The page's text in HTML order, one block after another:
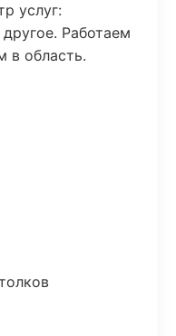
услуг:
Работаем
в область.